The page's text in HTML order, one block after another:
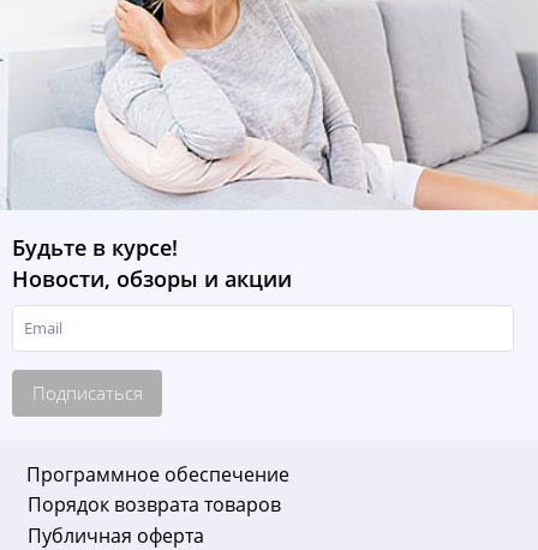
Будьте в курсе!
Новости, обзоры и акции
Подписаться
Программное обеспечение
Порядок возврата товаров
Публичная оферта